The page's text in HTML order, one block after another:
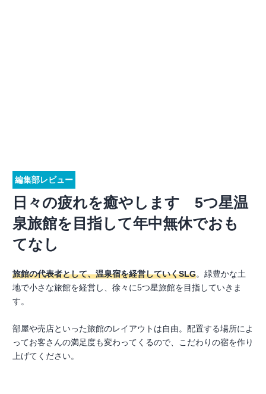
編集部レビュー
日々の疲れを癒やします 5つ星温
泉旅館を目指して年中無休でおも
てなし
旅館の代表者として、温泉宿を経営していくSLG。緑豊かな土
地で小さな旅館を経営し、徐々に5つ星旅館を目指していきま
す。
部屋や売店といった旅館のレイアウトは自由。配置する場所によ
ってお客さんの満足度も変わってくるので、こだわりの宿を作り
上げてください。